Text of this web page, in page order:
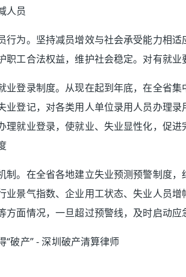
人员
行为。坚持减员增效与社会承受能力相
职工合法权益，维护社会稳定。对有就
业登录制度。从现在起到年底，在全省
业登记，对各类用人单位录用人员办理
理就业登录，使就业、失业显性化，促
制。在全省各地建立失业预测预警制度
业景气指数、企业用工状态、失业人员
面情况，一旦超过预警线，及时启动应
“破产” - 深圳破产清算律师